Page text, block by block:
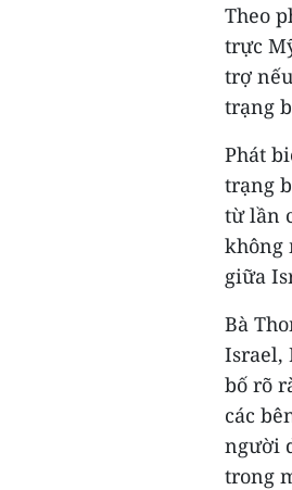
Theo
trực
trợ
trạng
Phát
trạng
từ lần
không
giữa
Bà
Israel,
bố rõ
các
người
trong